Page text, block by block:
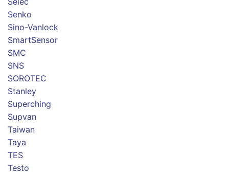
Senko
Sino-Vanlock
SmartSensor
SMC
SNS
SOROTEC
Stanley
Superching
Supvan
Taiwan
Taya
TES
Testo